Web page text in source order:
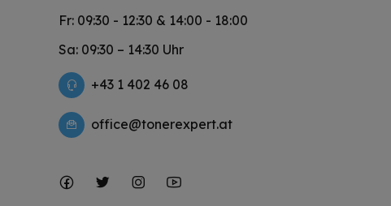
Fr: 09:30 - 12:30 & 14:00 - 18:00
Sa: 09:30 – 14:30 Uhr
+43 1 402 46 08
office@tonerexpert.at